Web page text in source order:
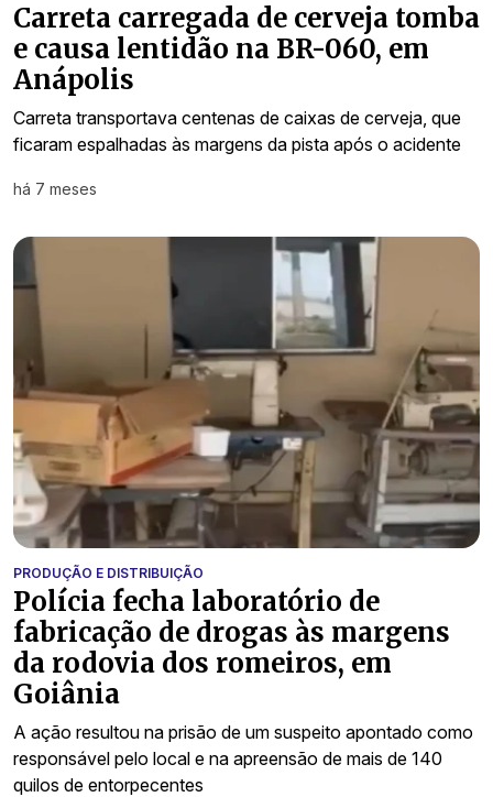
Carreta carregada de cerveja tomba
e causa lentidão na BR-060, em
Anápolis
Carreta transportava centenas de caixas de cerveja, que
ficaram espalhadas às margens da pista após o acidente
há 7 meses
PRODUÇÃO E DISTRIBUIÇÃO
Polícia fecha laboratório de
fabricação de drogas às margens
da rodovia dos romeiros, em
Goiânia
A ação resultou na prisão de um suspeito apontado como
responsável pelo local e na apreensão de mais de 140
quilos de entorpecentes